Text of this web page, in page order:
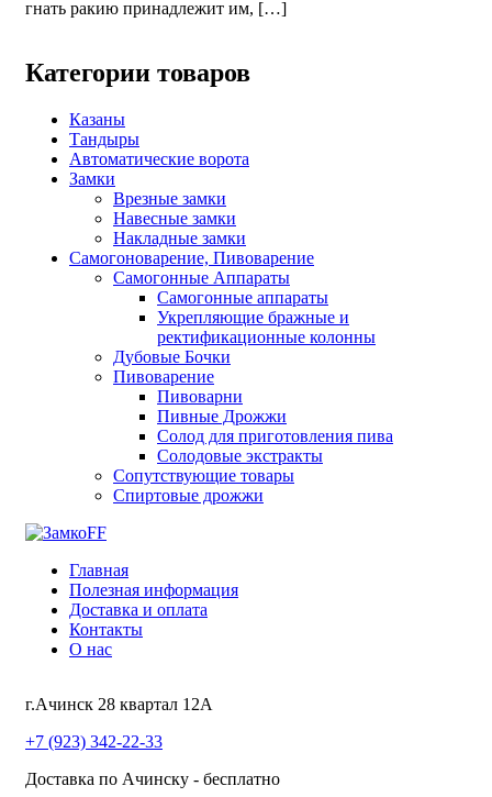
Категории товаров
Казаны
Тандыры
Автоматические ворота
Замки
Врезные замки
Навесные замки
Накладные замки
Самогоноварение, Пивоварение
Самогонные Аппараты
Самогонные аппараты
Укрепляющие бражные и
ректификационные колонны
Дубовые Бочки
Пивоварение
Пивоварни
Пивные Дрожжи
Солод для приготовления пива
Солодовые экстракты
Сопутствующие товары
Спиртовые дрожжи
гнать ракию принадлежит им, […]
Главная
Полезная информация
Доставка и оплата
Контакты
О нас
г.Ачинск 28 квартал 12А
+7 (923) 342-22-33
Доставка по Ачинску - бесплатно